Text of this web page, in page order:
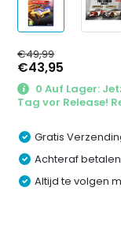
€49,99
€43,95
0 Auf Lager:
Tag vor Release!
Gratis
Achteraf
Altijd te volgen